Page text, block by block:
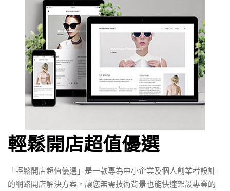
輕鬆開店超值優選
「輕鬆開店超值優選」是一款專為中小企業及個人創業者設計
的網路開店解決方案，讓您無需技術背景也能快速架設專業的